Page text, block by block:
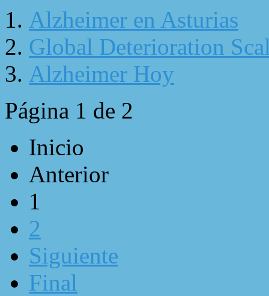
Alzheimer en Asturias
Global Deterioration
Alzheimer Hoy
Página 1 de 2
Inicio
Anterior
1
2
Siguiente
Final